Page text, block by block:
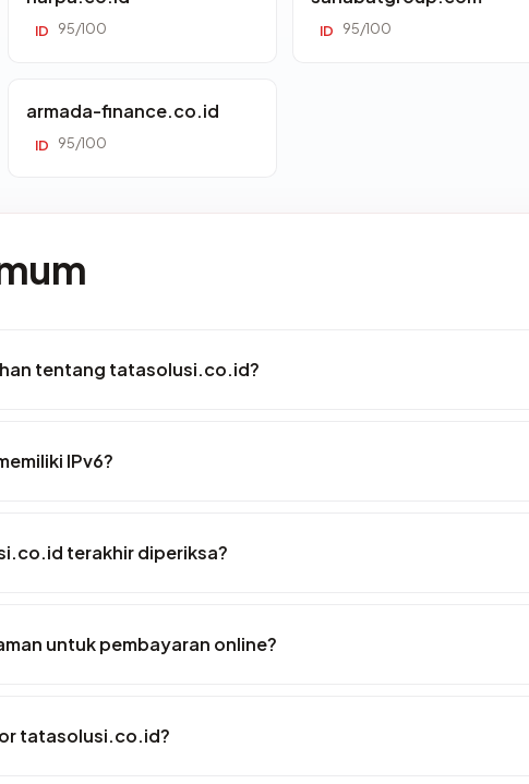
ID 95/100 ID 95/100
armada-finance.co.id
ID 95/100
tentang tatasolusi.co.id?
IPv6?
terakhir diperiksa?
untuk pembayaran online?
tatasolusi.co.id?